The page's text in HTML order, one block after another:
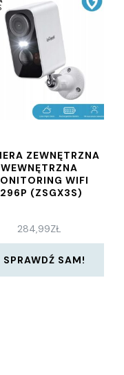
ZEWNĘTRZNA
WEWNĘTRZNA
WIFI
(ZSGX3S)
284,99ZŁ
SPRAWDŹ SAM!